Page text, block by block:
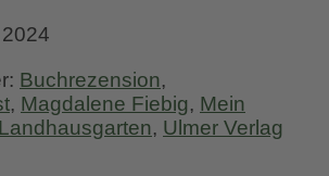
Buchrezension,
, Magdalene Fiebig, Mein
, Ulmer Verlag